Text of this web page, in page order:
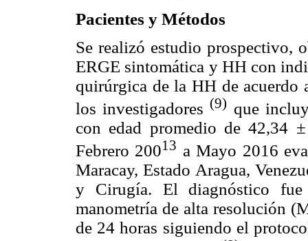
Pacientes y Métodos
Se realizó estudio prospectivo,
ERGE sintomática y HH con
quirúrgica de la HH de acuerdo
los investigadores (9) que
con edad promedio de 42,34
Febrero 20013 a Mayo 2016
Maracay, Estado Aragua,
y Cirugía. El diagnóstico fue
manometría de alta resolución
de 24 horas siguiendo el